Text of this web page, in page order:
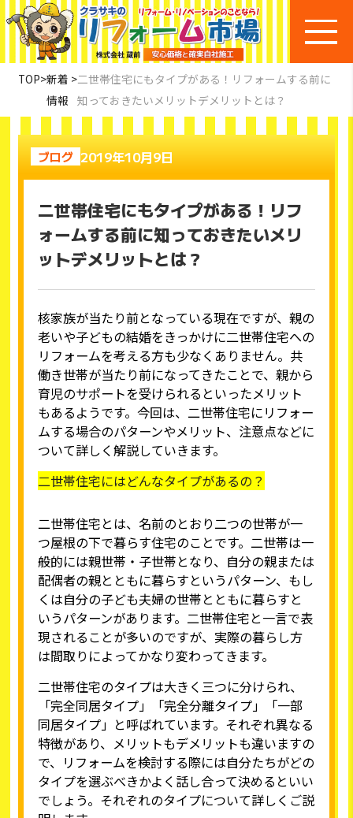
TOP>新着
情報
>二世帯住宅にもタイプがある！リフォームする前に
知っておきたいメリットデメリットとは？
ブログ 2019年10月9日
二世帯住宅にもタイプがある！リフ
ォームする前に知っておきたいメリ
ットデメリットとは？
核家族が当たり前となっている現在ですが、親の
老いや子どもの結婚をきっかけに二世帯住宅への
リフォームを考える方も少なくありません。共
働き世帯が当たり前になってきたことで、親から
育児のサポートを受けられるといったメリット
もあるようです。今回は、二世帯住宅にリフォー
ムする場合のパターンやメリット、注意点などに
ついて詳しく解説していきます。
二世帯住宅にはどんなタイプがあるの？
二世帯住宅とは、名前のとおり二つの世帯が一
つ屋根の下で暮らす住宅のことです。二世帯は一
般的には親世帯・子世帯となり、自分の親または
配偶者の親とともに暮らすというパターン、もし
くは自分の子ども夫婦の世帯とともに暮らすと
いうパターンがあります。二世帯住宅と一言で表
現されることが多いのですが、実際の暮らし方
は間取りによってかなり変わってきます。
二世帯住宅のタイプは大きく三つに分けられ、
「完全同居タイプ」「完全分離タイプ」「一部
同居タイプ」と呼ばれています。それぞれ異なる
特徴があり、メリットもデメリットも違いますの
で、リフォームを検討する際には自分たちがどの
タイプを選ぶべきかよく話し合って決めるといい
でしょう。それぞれのタイプについて詳しくご説